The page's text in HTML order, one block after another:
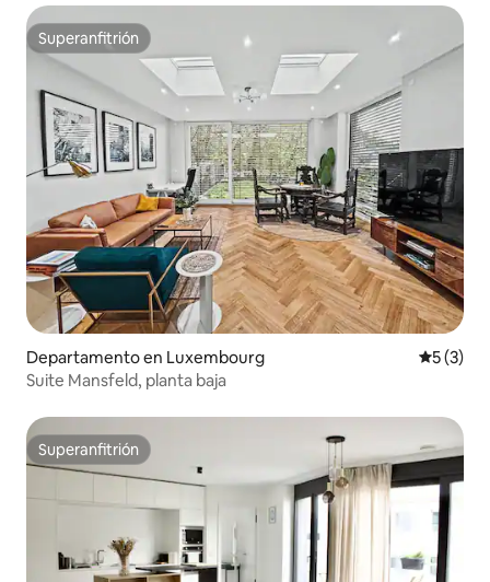
Superanfitrión
Superanfitrión
Departamento en Luxembourg
5 (3)
Suite Mansfeld, planta baja
Superanfitrión
Superanfitrión